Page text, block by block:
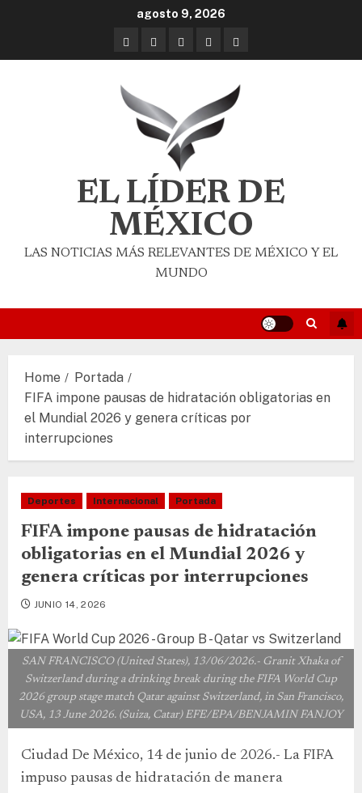
agosto 9, 2026
EL LÍDER DE
MÉXICO
LAS NOTICIAS MÁS RELEVANTES DE MÉXICO Y EL
MUNDO
Home
Portada
FIFA impone pausas de hidratación obligatorias en
el Mundial 2026 y genera críticas por
interrupciones
Deportes Internacional Portada
FIFA impone pausas de hidratación
obligatorias en el Mundial 2026 y
genera críticas por interrupciones
JUNIO 14, 2026
SAN FRANCISCO (United States), 13/06/2026.- Granit Xhaka of
Switzerland during a drinking break during the FIFA World Cup
2026 group stage match Qatar against Switzerland, in San Francisco,
USA, 13 June 2026. (Suiza, Catar) EFE/EPA/BENJAMIN FANJOY
Ciudad De México, 14 de junio de 2026.- La FIFA
impuso pausas de hidratación de manera